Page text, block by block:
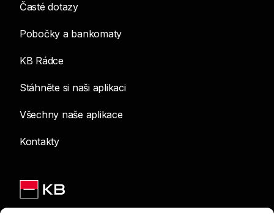
Časté dotazy
Pobočky a bankomaty
KB Rádce
Stáhněte si naši aplikaci
Všechny naše aplikace
Kontakty